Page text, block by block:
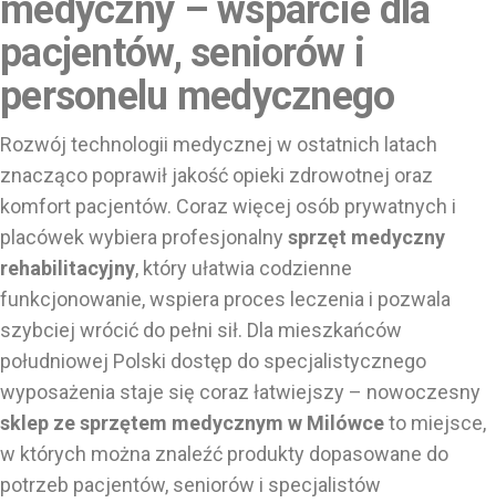
medyczny – wsparcie dla
pacjentów, seniorów i
personelu medycznego
Rozwój technologii medycznej w ostatnich latach
znacząco poprawił jakość opieki zdrowotnej oraz
komfort pacjentów. Coraz więcej osób prywatnych i
placówek wybiera profesjonalny sprzęt medyczny
rehabilitacyjny, który ułatwia codzienne
funkcjonowanie, wspiera proces leczenia i pozwala
szybciej wrócić do pełni sił. Dla mieszkańców
południowej Polski dostęp do specjalistycznego
wyposażenia staje się coraz łatwiejszy – nowoczesny
sklep ze sprzętem medycznym w Milówceto miejsce,
w których można znaleźć produkty dopasowane do
potrzeb pacjentów, seniorów i specjalistów